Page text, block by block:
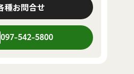
種お問合せ
097-542-5800